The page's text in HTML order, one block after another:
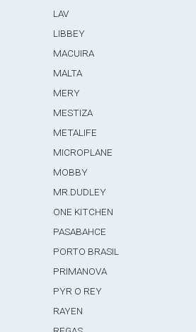
LAV
LIBBEY
MACUIRA
MALTA
MERY
MESTIZA
METALIFE
MICROPLANE
MOBBY
MR.DUDLEY
ONE KITCHEN
PASABAHCE
PORTO BRASIL
PRIMANOVA
PYR O REY
RAYEN